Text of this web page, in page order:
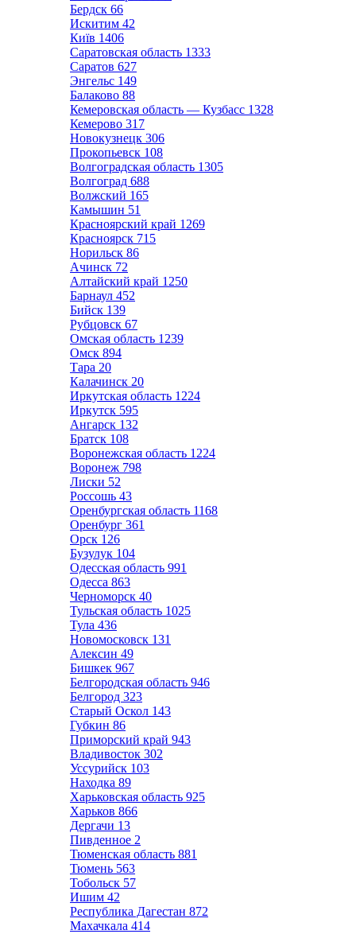
Бердск 66
Искитим 42
Київ 1406
Саратовская область 1333
Саратов 627
Энгельс 149
Балаково 88
Кемеровская область — Кузбасс 1328
Кемерово 317
Новокузнецк 306
Прокопьевск 108
Волгоградская область 1305
Волгоград 688
Волжский 165
Камышин 51
Красноярский край 1269
Красноярск 715
Норильск 86
Ачинск 72
Алтайский край 1250
Барнаул 452
Бийск 139
Рубцовск 67
Омская область 1239
Омск 894
Тара 20
Калачинск 20
Иркутская область 1224
Иркутск 595
Ангарск 132
Братск 108
Воронежская область 1224
Воронеж 798
Лиски 52
Россошь 43
Оренбургская область 1168
Оренбург 361
Орск 126
Бузулук 104
Одесская область 991
Одесса 863
Черноморск 40
Тульская область 1025
Тула 436
Новомосковск 131
Алексин 49
Бишкек 967
Белгородская область 946
Белгород 323
Старый Оскол 143
Губкин 86
Приморский край 943
Владивосток 302
Уссурийск 103
Находка 89
Харьковская область 925
Харьков 866
Дергачи 13
Пивденное 2
Тюменская область 881
Тюмень 563
Тобольск 57
Ишим 42
Республика Дагестан 872
Махачкала 414